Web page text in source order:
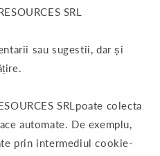
SRL
sau sugestii, dar și
SRLpoate colecta
automate. De exemplu,
prin intermediul cookie-